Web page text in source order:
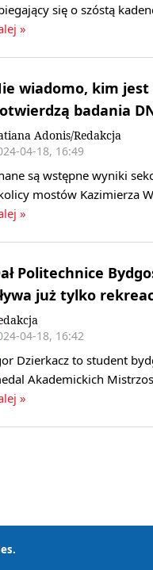
się o szóstą
»
wiadomo, kim jest
badania
Adonis/Redakcja
04-18, 16:49
są wstępne wyniki
mostów Kazimierza
»
Politechnice
już tylko
04-18, 16:42
Dzierkacz to student
Akademickich
»